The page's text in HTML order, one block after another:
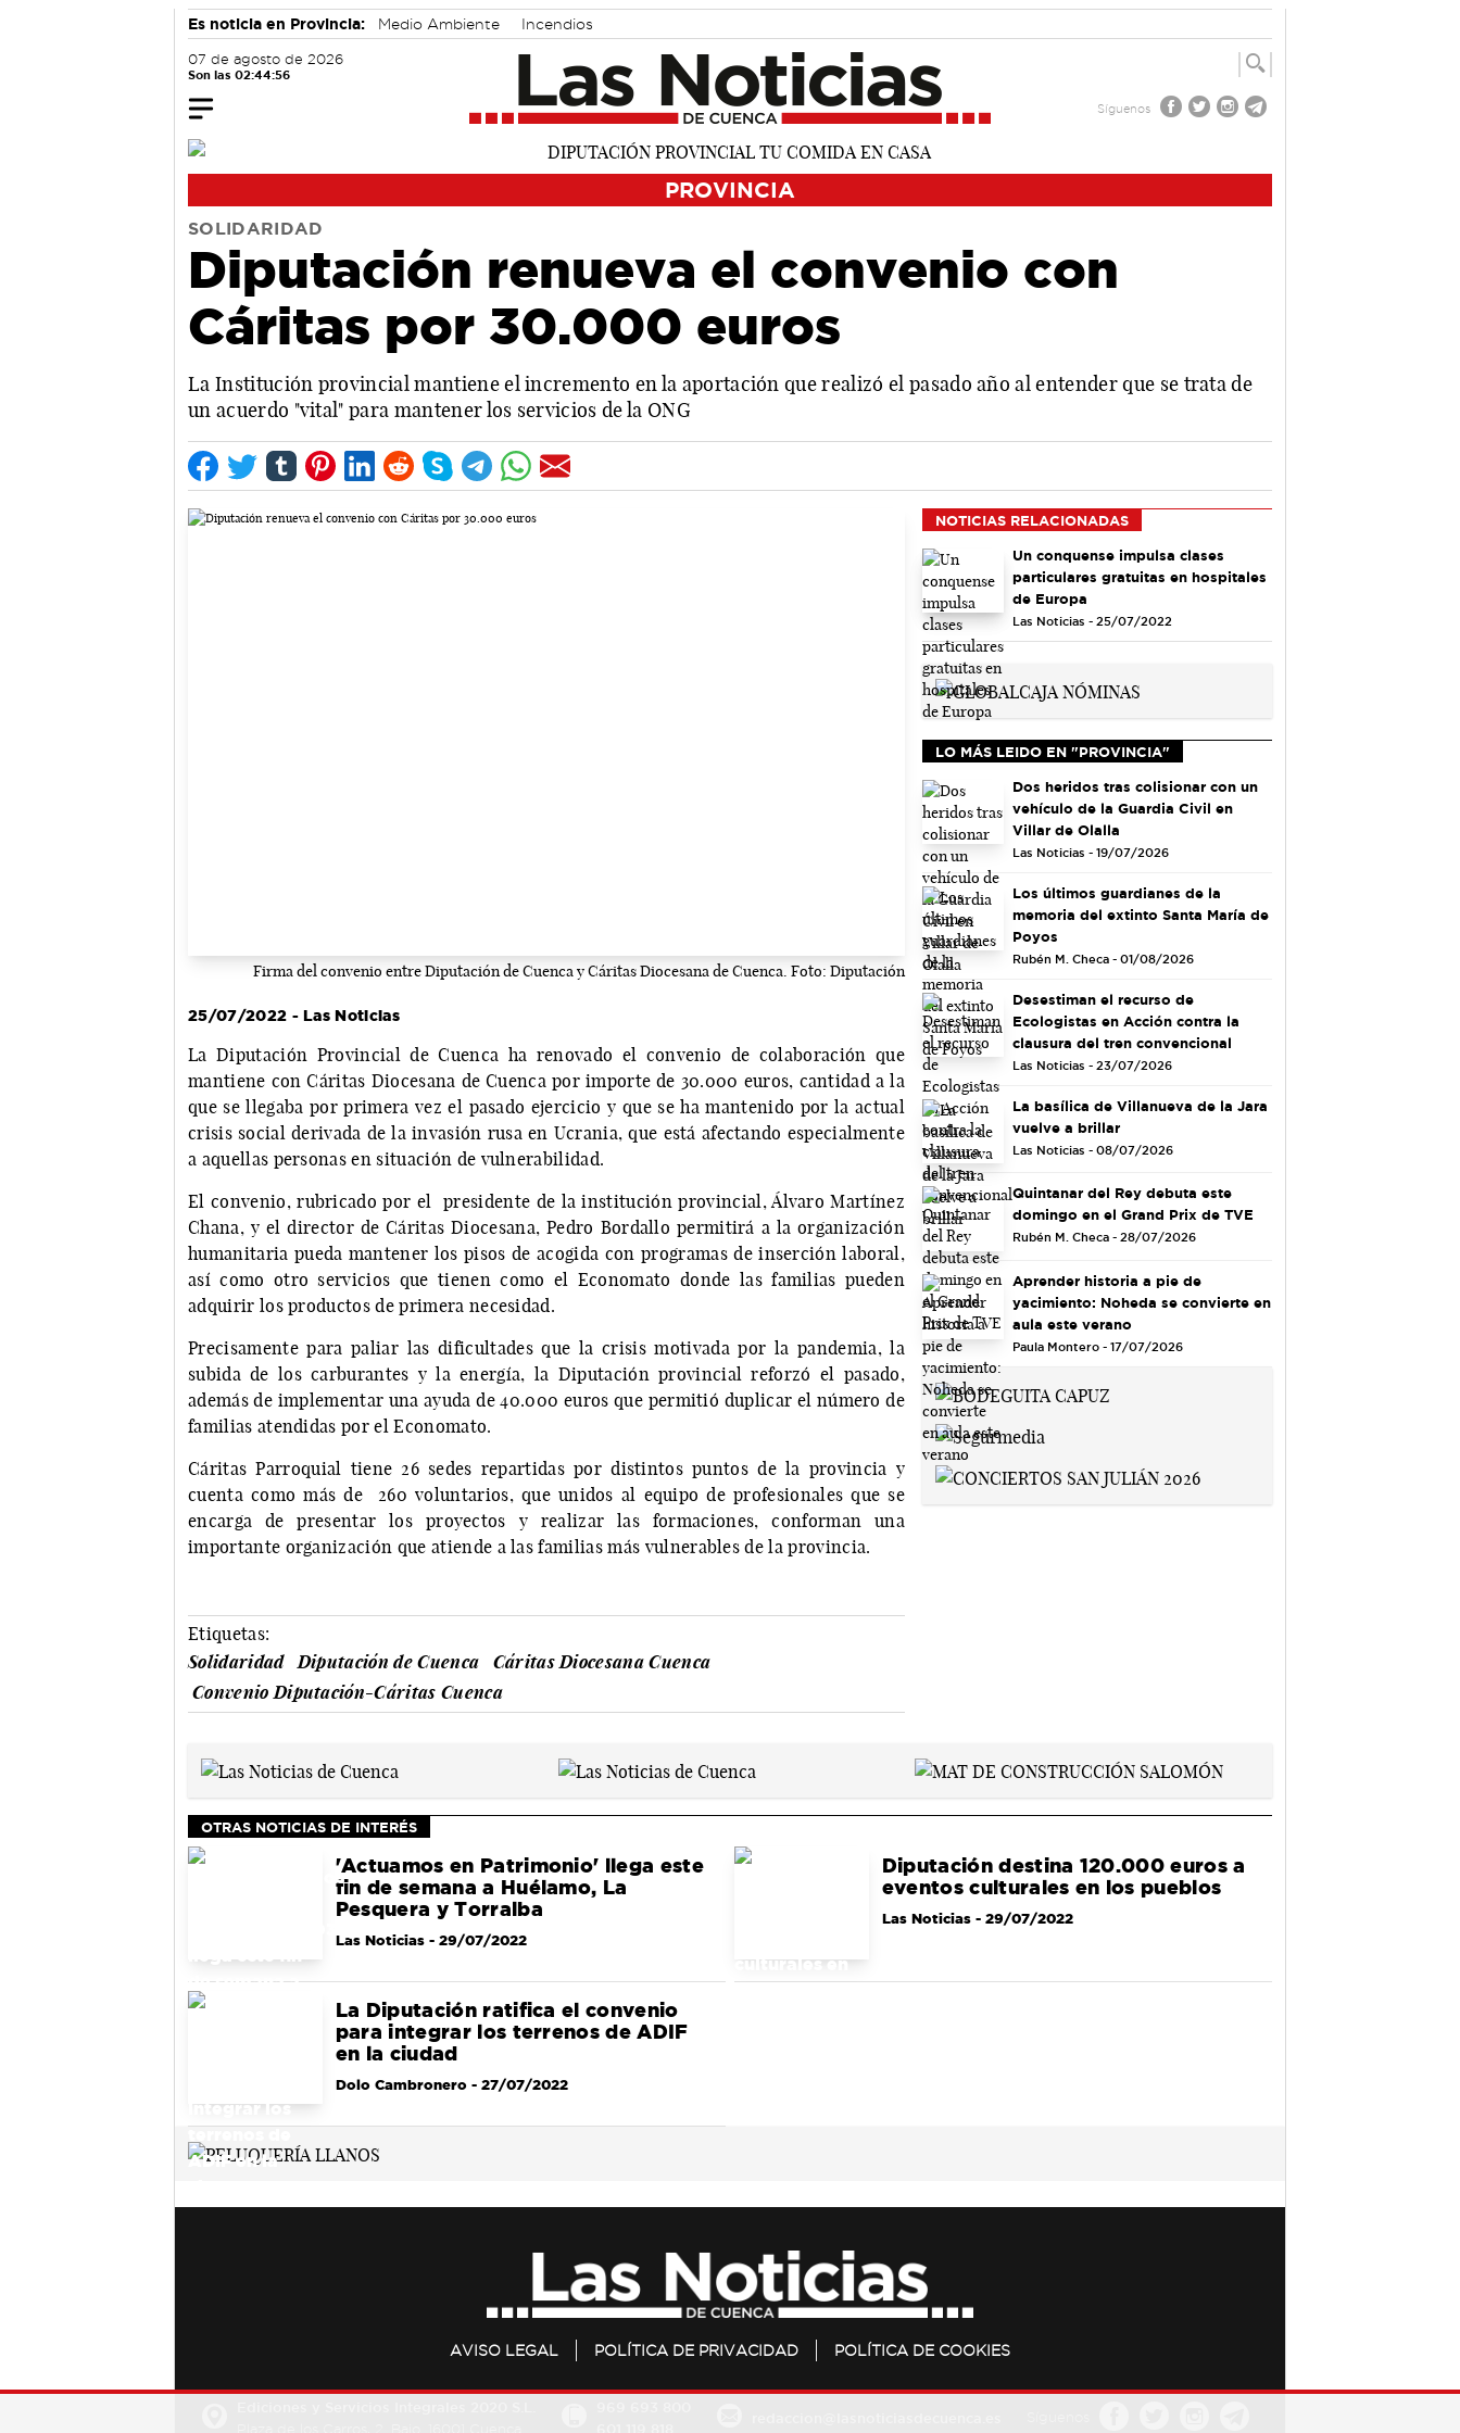
Es noticia en Provincia: Medio Ambiente Incendios
07 de agosto de 2026
Son las 02:44:57
Síguenos
PROVINCIA
SOLIDARIDAD
Diputación renueva el convenio con
Cáritas por 30.000 euros
La Institución provincial mantiene el incremento en la aportación que realizó el pasado año al entender que se trata de
un acuerdo "vital" para mantener los servicios de la ONG
Firma del convenio entre Diputación de Cuenca y Cáritas Diocesana de Cuenca. Foto: Diputación
25/07/2022 - Las Noticias
La Diputación Provincial de Cuenca ha renovado el convenio de colaboración que
mantiene con Cáritas Diocesana de Cuenca por importe de 30.000 euros, cantidad a la
que se llegaba por primera vez el pasado ejercicio y que se ha mantenido por la actual
crisis social derivada de la invasión rusa en Ucrania, que está afectando especialmente
a aquellas personas en situación de vulnerabilidad.
El convenio, rubricado por el presidente de la institución provincial, Álvaro Martínez
Chana, y el director de Cáritas Diocesana, Pedro Bordallo permitirá a la organización
humanitaria pueda mantener los pisos de acogida con programas de inserción laboral,
así como otro servicios que tienen como el Economato donde las familias pueden
adquirir los productos de primera necesidad.
Precisamente para paliar las dificultades que la crisis motivada por la pandemia, la
subida de los carburantes y la energía, la Diputación provincial reforzó el pasado,
además de implementar una ayuda de 40.000 euros que permitió duplicar el número de
familias atendidas por el Economato.
Cáritas Parroquial tiene 26 sedes repartidas por distintos puntos de la provincia y
cuenta como más de 260 voluntarios, que unidos al equipo de profesionales que se
encarga de presentar los proyectos y realizar las formaciones, conforman una
importante organización que atiende a las familias más vulnerables de la provincia.
Etiquetas:
Solidaridad
Diputación de Cuenca
Cáritas Diocesana Cuenca
Convenio Diputación-Cáritas Cuenca
NOTICIAS RELACIONADAS
Un conquense impulsa clases
particulares gratuitas en hospitales
de Europa
Las Noticias - 25/07/2022
LO MÁS LEIDO EN "PROVINCIA"
Dos heridos tras colisionar con un
vehículo de la Guardia Civil en
Villar de Olalla
Las Noticias - 19/07/2026
Los últimos guardianes de la
memoria del extinto Santa María de
Poyos
Rubén M. Checa - 01/08/2026
Desestiman el recurso de
Ecologistas en Acción contra la
clausura del tren convencional
Las Noticias - 23/07/2026
La basílica de Villanueva de la Jara
vuelve a brillar
Las Noticias - 08/07/2026
Quintanar del Rey debuta este
domingo en el Grand Prix de TVE
Rubén M. Checa - 28/07/2026
Aprender historia a pie de
yacimiento: Noheda se convierte en
aula este verano
Paula Montero - 17/07/2026
OTRAS NOTICIAS DE INTERÉS
'Actuamos en Patrimonio' llega este
fin de semana a Huélamo, La
Pesquera y Torralba
Las Noticias- 29/07/2022
Diputación destina 120.000 euros a
eventos culturales en los pueblos
Las Noticias- 29/07/2022
La Diputación ratifica el convenio
para integrar los terrenos de ADIF
en la ciudad
Dolo Cambronero- 27/07/2022
AVISO LEGAL POLÍTICA DE PRIVACIDAD POLÍTICA DE COOKIES